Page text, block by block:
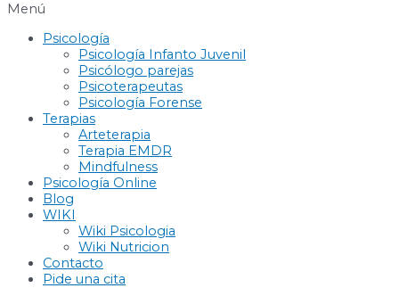
Menú
Psicología
Psicología Infanto Juvenil
Psicólogo parejas
Psicoterapeutas
Psicología Forense
Terapias
Arteterapia
Terapia EMDR
Mindfulness
Psicología Online
Blog
WIKI
Wiki Psicologia
Wiki Nutricion
Contacto
Pide una cita